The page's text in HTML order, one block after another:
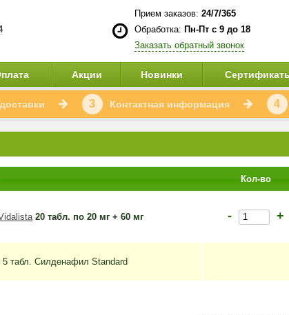
Прием заказов: 24/7/365
Обработка: Пн-Пт с 9 до 18
Заказать обратный звонок
Акции Новинки
3 Контактная информация 4
Кол-во
20 табл. по 20 мг + 60 мг - +
5 табл. Силденафил Standard